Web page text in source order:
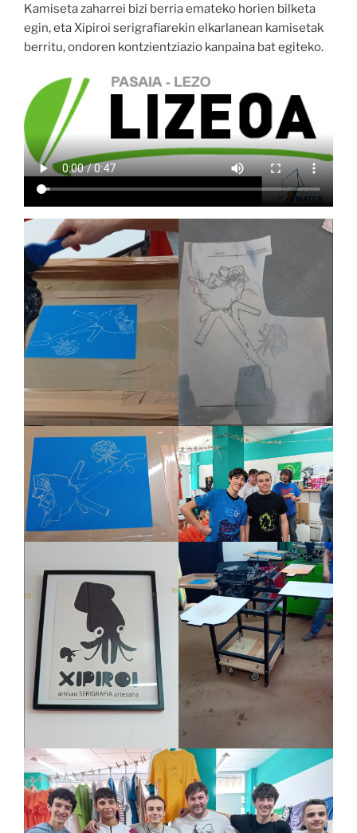
Kamiseta zaharrei bizi berria emateko horien bilketa
egin, eta Xipiroi serigrafiarekin elkarlanean kamisetak
berritu, ondoren kontzientziazio kanpaina bat egiteko.